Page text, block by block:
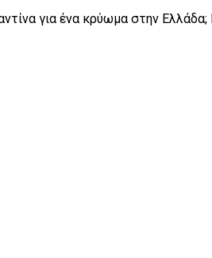
για ένα κρύωμα στην Ελλάδα;